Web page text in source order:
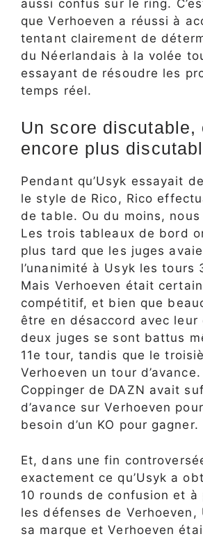
aussi confus sur le ring.
que Verhoeven a réussi à
tentant clairement de
du Néerlandais à la volée
essayant de résoudre les
temps réel.
Un score discutable,
encore plus
Pendant qu’Usyk essayait
le style de Rico, Rico
de table. Ou du moins,
Les trois tableaux de bord
plus tard que les juges
l’unanimité à Usyk les tours
Mais Verhoeven était
compétitif, et bien que
être en désaccord avec leur
deux juges se sont battus
11e tour, tandis que le
Verhoeven un tour
Coppinger de DAZN avait
d’avance sur Verhoeven
besoin d’un KO pour gagner.
Et, dans une fin
exactement ce qu’Usyk a
10 rounds de confusion et à
les défenses de Verhoeven,
sa marque et Verhoeven